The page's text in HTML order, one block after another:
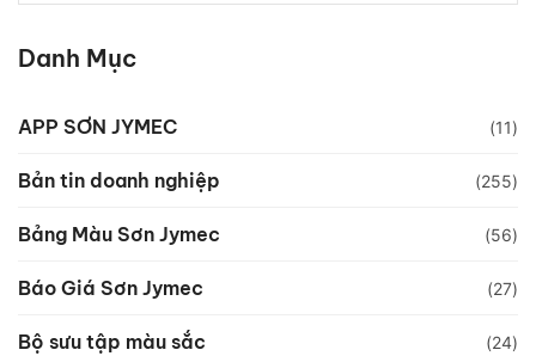
Danh Mục
APP SƠN JYMEC (11)
Bản tin doanh nghiệp (255)
Bảng Màu Sơn Jymec (56)
Báo Giá Sơn Jymec (27)
Bộ sưu tập màu sắc (24)